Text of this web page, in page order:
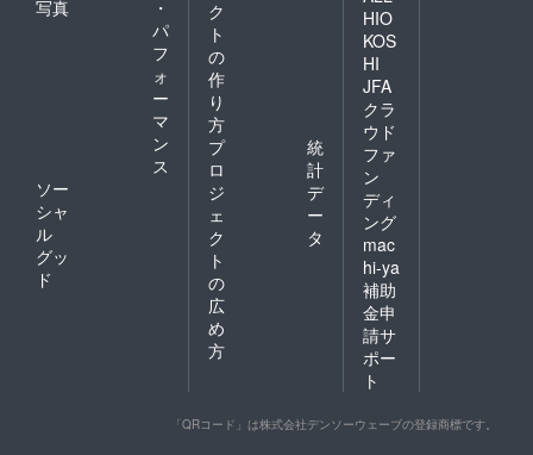
写真
・
パ
フ
ォ
ー
マ
ン
ス
ソー
シャ
ル
グッ
ド
ク
ト
の
作
り
方
プ
ロ
ジ
ェ
ク
ト
の
広
め
方
統
計
デ
ー
タ
HIO
KOS
HI
JFA
クラ
ウド
ファ
ン
ディ
ング
mac
hi-ya
補助
金申
請サ
ポー
ト
「QRコード」は株式会社デンソーウェーブの登録商標です。